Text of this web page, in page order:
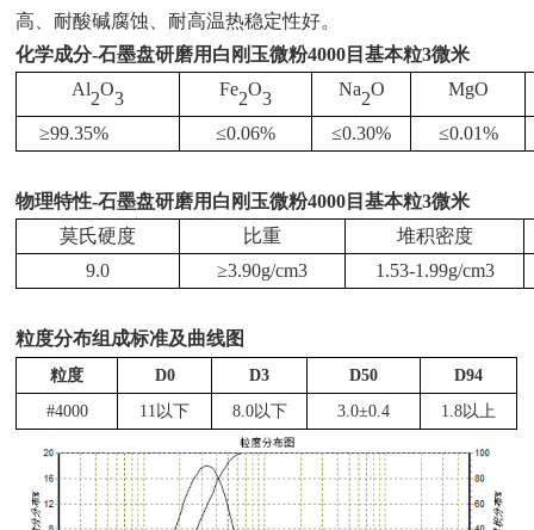
高、耐酸碱腐蚀、耐高温热稳定性好。
化学成分-石墨盘研磨用白刚玉微粉4000目基本粒3微米
Al2O3 Fe2O3 Na2O MgO
≥99.35% ≤0.06% ≤0.30% ≤0.01%
物理特性-石墨盘研磨用白刚玉微粉4000目基本粒3微米
莫氏硬度
比重
堆积密度
9.0
≥3.90g/cm3 1.53-1.99g/cm3
粒度分布组成标准及曲线图
粒度 D0 D3 D50
D94
#4000
11以下 8.0以下 3.0±0.4 1.8以上